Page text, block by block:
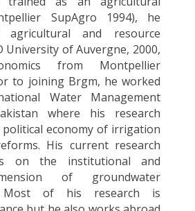
SupAgro 1994), he
agricultural and resource
University of Auvergne, 2000,
from Montpellier
to joining Brgm, he worked
Water Management
where his research
economy of irrigation
His current research
on the institutional and
of groundwater
Most of his research is